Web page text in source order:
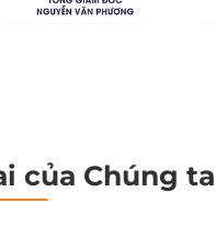
của Chúng ta